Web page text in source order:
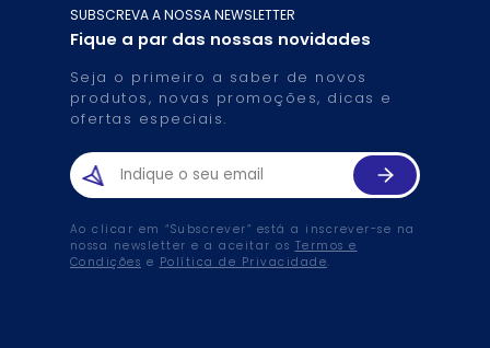
SUBSCREVA A NOSSA NEWSLETTER
Fique a par das nossas novidades
Seja o primeiro a saber de novos
produtos, novas promoções, dicas e
ofertas especiais.
Ao clicar em “Subscrever” está a inscrever-se na
nossa newsletter e a aceitar os Termos e
Condições e Política de Privacidade.